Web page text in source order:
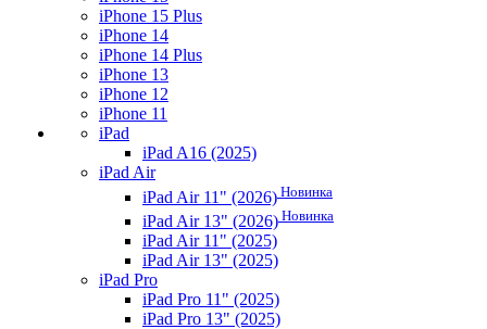
iPhone 15 Plus
iPhone 14
iPhone 14 Plus
iPhone 13
iPhone 12
iPhone 11
iPad
iPad A16 (2025)
iPad Air
iPad Air 11" (2026) Новинка
iPad Air 13" (2026) Новинка
iPad Air 11" (2025)
iPad Air 13" (2025)
iPad Pro
iPad Pro 11" (2025)
iPad Pro 13" (2025)